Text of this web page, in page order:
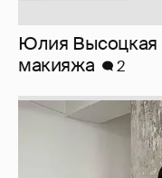
Юлия Высоцкая
макияжа
2